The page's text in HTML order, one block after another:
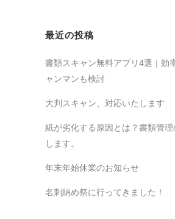
最近の投稿
書類スキャン無料アプリ4選｜効
ャンマンも検討
大判スキャン、対応いたします
紙が劣化する原因とは？書類管理
します。
年末年始休業のお知らせ
名刺納め祭に行ってきました！